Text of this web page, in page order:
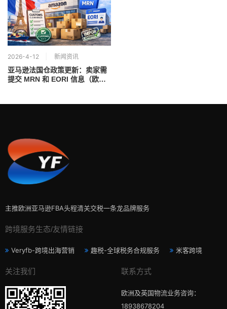
2026-4-12 新闻资讯
亚马逊法国仓政策更新：卖家需
提交 MRN 和 EORI 信息（欧洲
主推欧洲亚马逊FBA头程清关交税一条龙品牌服务
跨境服务生态/友情链接
Veryfb-跨境出海营销 趣税-全球税务合规服务 米客跨境
关注我们 联系方式
欧洲及英国物流业务咨询：
18938678204